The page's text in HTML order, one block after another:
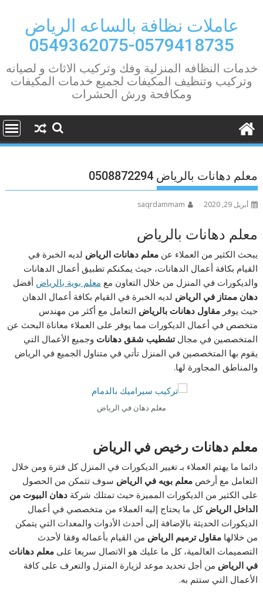
contentعاملات نظافة بالساعه الرياض
0579418735-0549362075
خدمات النظافه المنزلية وفك وتركيب الاثاث و لصيانه
وتركيب وتنظيف المكيفات لجميع خدمات المكيفات
ومكافحة ورش الحشرات
معلم دهانات بالرياض 0508872294
أبريل 29, 2020 saqrdammam
معلم دهانات بالرياض
يبحث الكثير من العملاء عنمعلم دهانات الرياض لديه الخبرة في
القيام بكافة أعمال الدهانات، حيث يمكنكم تطبيق أعمال الدهانات
والديكورات في المنزل من خلال التعاون مع معلم بوية بالرياض أفضل
دهان ممتاز في الرياض لديه الخبرة في القيام بكافة أعمال الدهان
حيث يوفرمقاول دهانات بالرياض التعامل مع أكثر من مهندس
متخصص في أعمال الديكورات مما يوفر على العملاء معاناة البحث عن
المتخصصين في مجالتشطيب شقق دهانات وجميع الأعمال التي
يقوم بها المتخصصين في المنزل تأتي في متناول الجميع في الرياض
والمناطق المجاورة لها.
معلم دهان في الرياض
معلم دهانات رخيص في الرياض
دائما ما يهتم العملاء بـ تغيير الديكورات في المنزل كل فترة ومن خلال
التعامل مع أرخصمعلم بويه في الرياض سوف تتمكن من الحصول
على الكثير من الديكورات المميزة حيث تمتلك شركةدهان البيوت من
الداخل الرياضكل ما يحتاج إليه العملاء من متخصصي في أعمال
الديكورات الحديثة بالإضافة إلى أحدث الأدوات والمعدات التي يتمكن
من خلالهامقاول ترميم الرياض من القيام بأعماله وفقا لأحدث
التصميمات العالمية، كل ما عليك هو الاتصال سريعا علىمعلم دهانات
في الرياض من أجل تحديد موعد لزيارة المنزل والتعرف على كافة
الأعمال التي ستتم به.